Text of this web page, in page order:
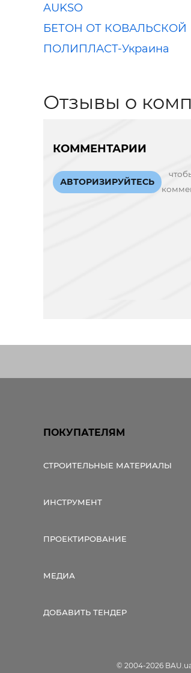
AUKSO
БЕТОН ОТ КОВАЛЬСКОЙ
ПОЛИПЛАСТ-Украина
Отзывы о
КОММЕНТАРИИ
АВТОРИЗИРУЙТЕСЬ
ПОКУПАТЕЛЯМ
СТРОИТЕЛЬНЫЕ МАТЕРИАЛЫ
ИНСТРУМЕНТ
ПРОЕКТИРОВАНИЕ
МЕДИА
ДОБАВИТЬ ТЕНДЕР
© 2004-2026